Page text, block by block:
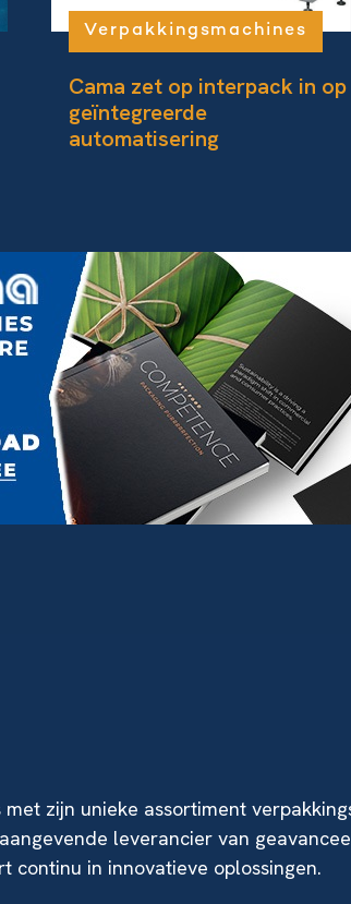
Verpakkingsmachines
Cama zet op interpack in op
geïntegreerde
automatisering
zijn unieke assortiment
leverancier van
continu in innovatieve oplossingen.